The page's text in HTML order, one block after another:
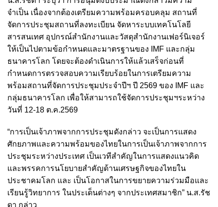
จำเป็น เนื่องจากต้องเตรียมความพร้อมครอบคลุม สถานที่
จัดการประชุมสถานที่ลงทะเบียน จัดหาระบบเทคโนโลยี
สารสนเทศ อุปกรณ์สำนักงานและวัสดุสำนักงานเฟอร์นิเจอร์
ให้เป็นไปตามข้อกำหนดและมาตรฐานของ IMF และกลุ่ม
ธนาคารโลก โดยจะต้องดำเนินการให้แล้วเสร็จก่อนที่
กำหนดการตรวจสอบความเรียบร้อยในการเตรียมความ
พร้อมสถานที่จัดการประชุมประจำปีฯ ปี 2569 ของ IMF และ
กลุ่มธนาคารโลก เพื่อให้สามารถใช้จัดการประชุมฯระหว่าง
วันที่ 12-18 ต.ค.2569
“การเป็นเจ้าภาพจากการประชุมดังกล่าว จะเป็นการแสดง
ศักยภาพและความพร้อมของไทยในการเป็นเจ้าภาพจากการ
ประชุมระหว่างประเทศ เป็นเวทีสำคัญในการแสดงแนวคิด
และพรรคการนโยบายสำคัญด้านเศรษฐกิจของไทยใน
ประชาคมโลก และ เป็นโอกาสในการขยายความร่วมมือและ
เรียนรู้วิทยาการ ในประเด็นต่างๆ จากประเทศสมาชิก” น.ส.รัช
ดา กล่าว